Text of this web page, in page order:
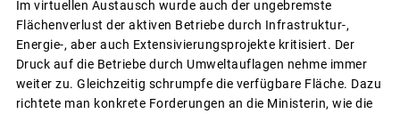
Im virtuellen Austausch wurde auch der ungebremste
Flächenverlust der aktiven Betriebe durch Infrastruktur-,
Energie-, aber auch Extensivierungsprojekte kritisiert. Der
Druck auf die Betriebe durch Umweltauflagen nehme immer
weiter zu. Gleichzeitig schrumpfe die verfügbare Fläche. Dazu
richtete man konkrete Forderungen an die Ministerin, wie die